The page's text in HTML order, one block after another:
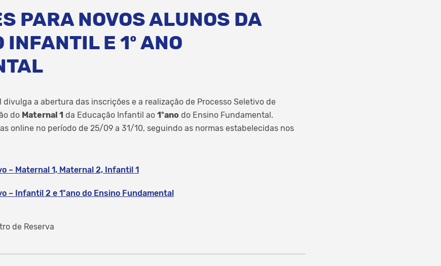
PARA NOVOS ALUNOS DA
INFANTIL E 1º ANO
divulga a abertura das inscrições e a realização de Processo Seletivo de
do Maternal 1 da Educação Infantil ao 1ºano do Ensino Fundamental.
online no período de 25/09 a 31/10, seguindo as normas estabelecidas nos
– Maternal 1, Maternal 2, Infantil 1
– Infantil 2 e 1ºano do Ensino Fundamental
de Reserva